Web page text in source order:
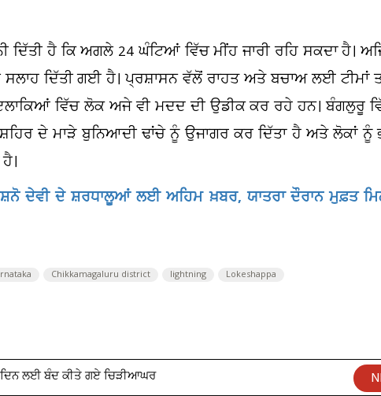
ਦਿੱਤੀ ਹੈ ਕਿ ਅਗਲੇ 24 ਘੰਟਿਆਂ ਵਿੱਚ ਮੀਂਹ ਜਾਰੀ ਰਹਿ ਸਕਦਾ ਹੈ।
ਦਿੱਤੀ ਗਈ ਹੈ। ਪ੍ਰਸ਼ਾਸਨ ਵੱਲੋਂ ਰਾਹਤ ਅਤੇ ਬਚਾਅ ਲਈ ਟੀਮਾਂ
ਵਿੱਚ ਲੋਕ ਅਜੇ ਵੀ ਮਦਦ ਦੀ ਉਡੀਕ ਕਰ ਰਹੇ ਹਨ। ਬੰਗਲੁਰੂ
ਦੇ ਮਾੜੇ ਬੁਨਿਆਦੀ ਢਾਂਚੇ ਨੂੰ ਉਜਾਗਰ ਕਰ ਦਿੱਤਾ ਹੈ ਅਤੇ ਲੋਕਾਂ ਨੂੰ
ਦੇਵੀ ਦੇ ਸ਼ਰਧਾਲੂਆਂ ਲਈ ਅਹਿਮ ਖ਼ਬਰ, ਯਾਤਰਾ ਦੌਰਾਨ ਮੁਫ਼ਤ
Chikkamagaluru district lightning Lokeshappa
ਲਈ ਬੰਦ ਕੀਤੇ ਗਏ ਚਿੜੀਆਘਰ